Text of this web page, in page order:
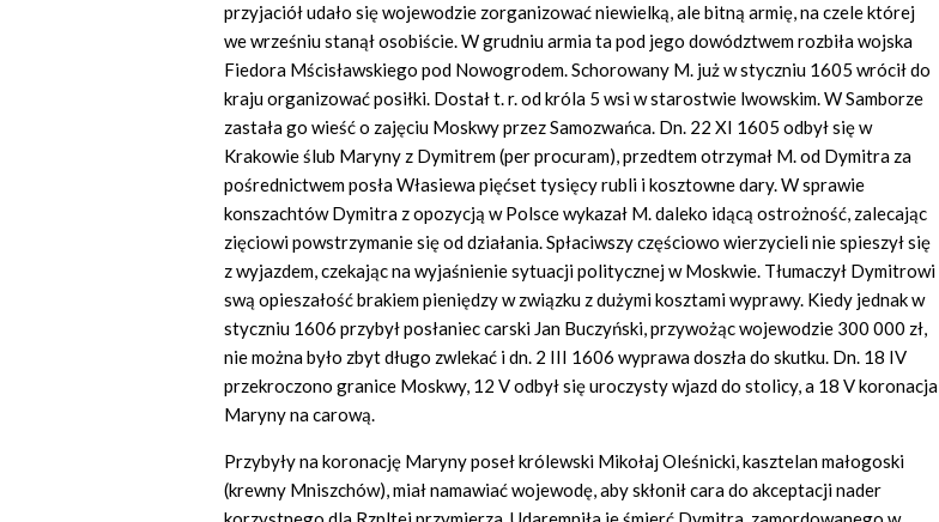
przyjaciół udało się wojewodzie zorganizować niewielką, ale bitną armię, na czele której
we wrześniu stanął osobiście. W grudniu armia ta pod jego dowództwem rozbiła wojska
Fiedora Mścisławskiego pod Nowogrodem. Schorowany M. już w styczniu 1605 wrócił do
kraju organizować posiłki. Dostał t. r. od króla 5 wsi w starostwie lwowskim. W Samborze
zastała go wieść o zajęciu Moskwy przez Samozwańca. Dn. 22 XI 1605 odbył się w
Krakowie ślub Maryny z Dymitrem (per procuram), przedtem otrzymał M. od Dymitra za
pośrednictwem posła Własiewa pięćset tysięcy rubli i kosztowne dary. W sprawie
konszachtów Dymitra z opozycją w Polsce wykazał M. daleko idącą ostrożność, zalecając
zięciowi powstrzymanie się od działania. Spłaciwszy częściowo wierzycieli nie spieszył się
z wyjazdem, czekając na wyjaśnienie sytuacji politycznej w Moskwie. Tłumaczył Dymitrowi
swą opieszałość brakiem pieniędzy w związku z dużymi kosztami wyprawy. Kiedy jednak w
styczniu 1606 przybył posłaniec carski Jan Buczyński, przywożąc wojewodzie 300 000 zł,
nie można było zbyt długo zwlekać i dn. 2 III 1606 wyprawa doszła do skutku. Dn. 18 IV
przekroczono granice Moskwy, 12 V odbył się uroczysty wjazd do stolicy, a 18 V koronacja
Maryny na carową.
Przybyły na koronację Maryny poseł królewski Mikołaj Oleśnicki, kasztelan małogoski
(krewny Mniszchów), miał namawiać wojewodę, aby skłonił cara do akceptacji nader